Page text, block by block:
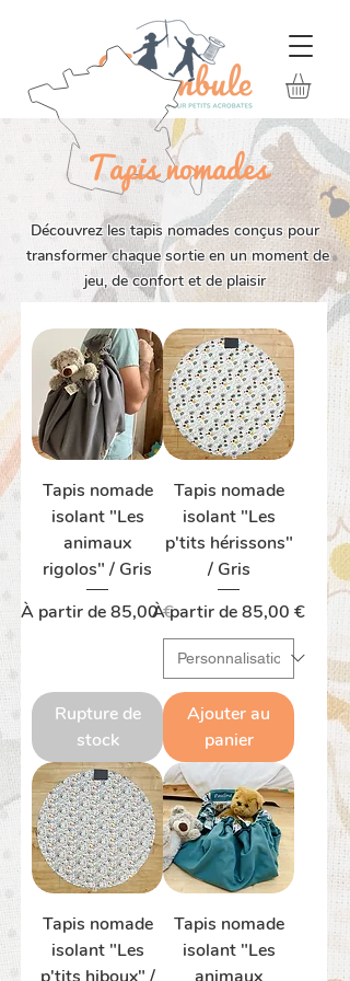
Tapis nomades
Découvrez les tapis nomades conçus pour
transformer chaque sortie en un moment de
jeu, de confort et de plaisir
Tapis nomade
isolant "Les
animaux
rigolos" / Gris
À partir de85,00 €
Prix promotionnel
Rupture de
stock
Tapis nomade
isolant "Les
p'tits hérissons"
/ Gris
À partir de85,00 €
Prix promotionnel
Ajouter au
panier
Tapis nomade
isolant "Les
Tapis nomade
isolant "Les